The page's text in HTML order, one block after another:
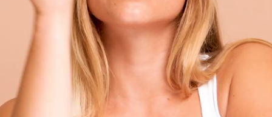
Mis dispositivos
Mis pedidos
Mis direcciones
Mis suscripciones
FAQ™ Pure Beauty-Tech Elixir
issa™ Teeth Whitening Set
English Deutsch
Español
Italiano
Português
Polski
Svenska
Русский
Türkçe
简体中文 繁體中文